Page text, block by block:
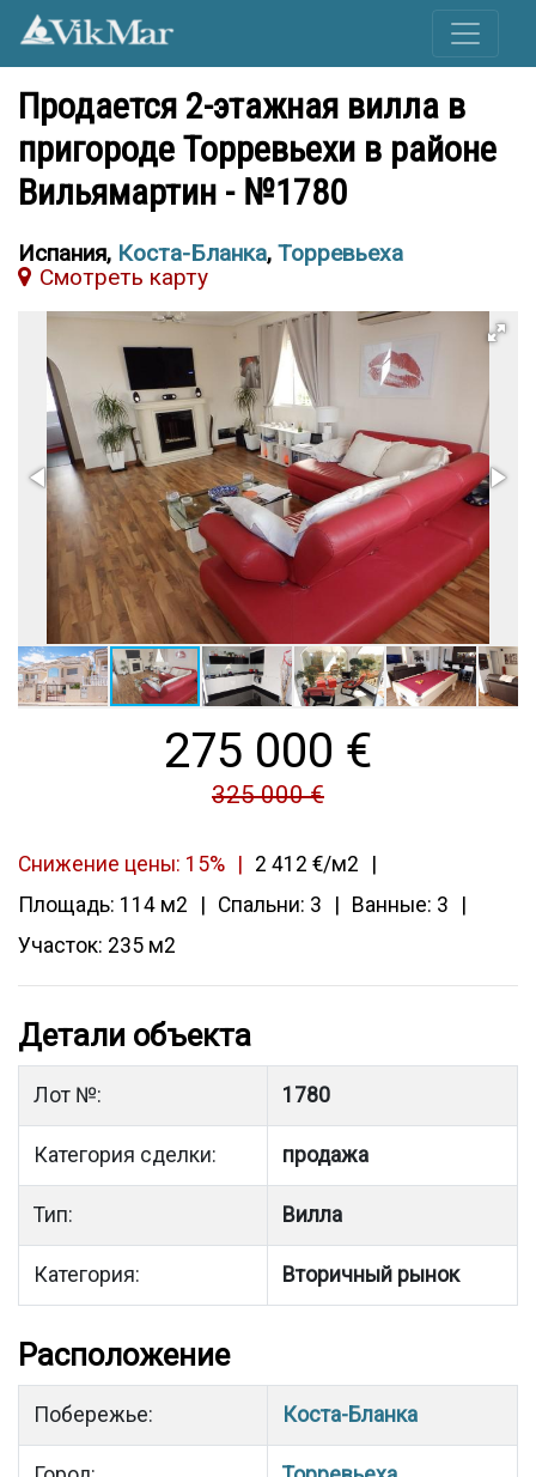
Продается 2-этажная вилла в
пригороде Торревьехи в районе
Вильямартин - №1780
Испания, Коста-Бланка, Торревьеха
Cмотреть карту
275 000 €
325 000 €
Снижение цены: 15%
2 412 €/м2
Площадь: 114 м2
Спальни: 3
Ванные: 3
Участок: 235 м2
Детали объекта
Лот №: 1780
Категория сделки: продажа
Тип: Вилла
Категория: Вторичный рынок
Расположение
Побережье: Коста-Бланка